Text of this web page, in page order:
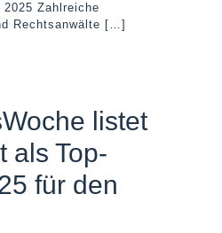
Zahlreiche
Rechtsanwälte […]
listet
als Top-
für den